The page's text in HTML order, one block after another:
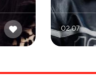
02.07